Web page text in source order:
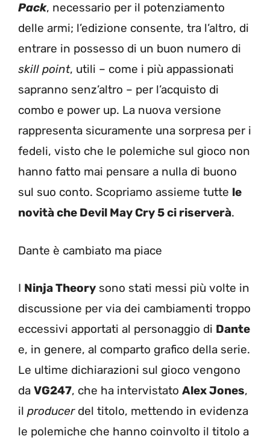
Pack, necessario per il potenziamento
delle armi; l’edizione consente, tra l’altro, di
entrare in possesso di un buon numero di
skill point, utili – come i più appassionati
sapranno senz’altro – per l’acquisto di
combo e power up. La nuova versione
rappresenta sicuramente una sorpresa per i
fedeli, visto che le polemiche sul gioco non
hanno fatto mai pensare a nulla di buono
sul suo conto. Scopriamo assieme tutte le
novità che Devil May Cry 5 ci riserverà.
Dante è cambiato ma piace
I Ninja Theory sono stati messi più volte in
discussione per via dei cambiamenti troppo
eccessivi apportati al personaggio di Dante
e, in genere, al comparto grafico della serie.
Le ultime dichiarazioni sul gioco vengono
da VG247, che ha intervistato Alex Jones,
il producerdel titolo, mettendo in evidenza
le polemiche che hanno coinvolto il titolo a